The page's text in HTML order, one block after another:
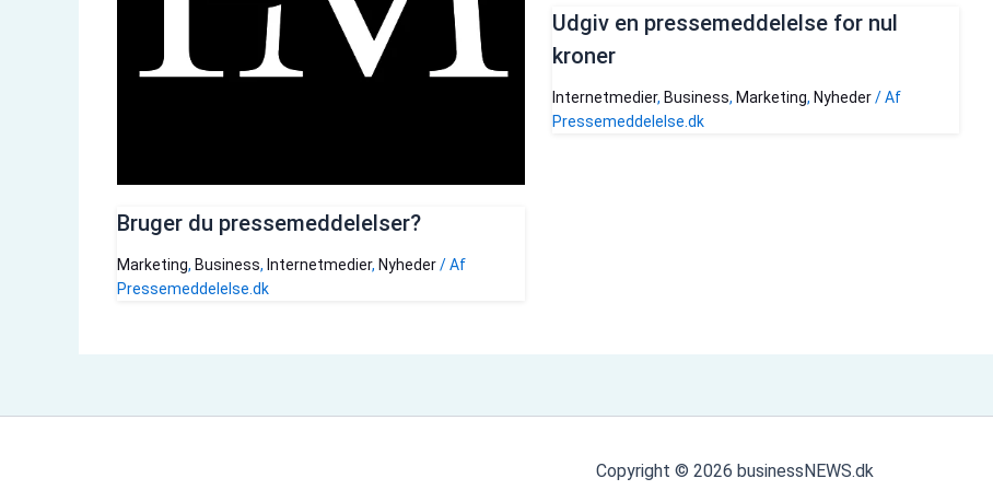
Bruger du pressemeddelelser?
Marketing, Business, Internetmedier, Nyheder/ Af
Pressemeddelelse.dk
Udgiv en pressemeddelelse for nul
kroner
Internetmedier, Business, Marketing, Nyheder/ Af
Pressemeddelelse.dk
Copyright © 2026 businessNEWS.dk